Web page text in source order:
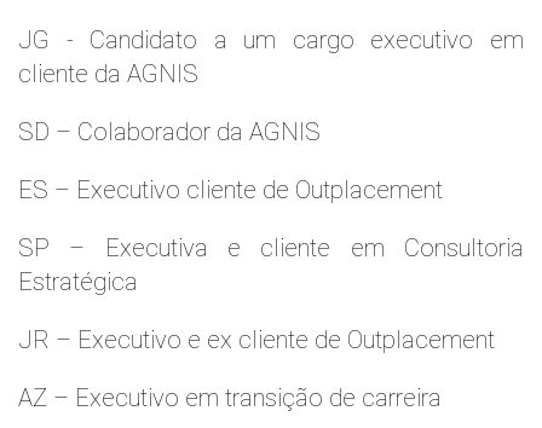
JG - Candidato a um cargo executivo em
cliente da AGNIS
SD – Colaborador da AGNIS
ES – Executivo cliente de Outplacement
SP – Executiva e cliente em Consultoria
Estratégica
JR – Executivo e ex cliente de Outplacement
AZ – Executivo em transição de carreira